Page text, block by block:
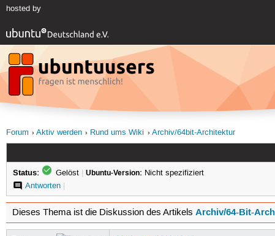
hosted by
Forum
Aktiv werden Rund ums Wiki Archiv/64bit-Architektur
Status: Gelöst | Ubuntu-Version: Nicht spezifiziert
Antworten|
Dieses Thema ist die Diskussion des Artikels Archiv/64-Bit-